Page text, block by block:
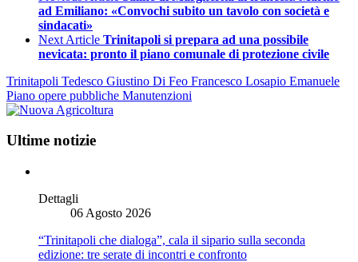
ad Emiliano: «Convochi subito un tavolo con società e
sindacati»
Next Article Trinitapoli si prepara ad una possibile
nevicata: pronto il piano comunale di protezione civile
Trinitapoli Tedesco Giustino Di Feo Francesco Losapio Emanuele
Piano opere pubbliche Manutenzioni
Ultime notizie
Dettagli
06 Agosto 2026
“Trinitapoli che dialoga”, cala il sipario sulla seconda
edizione: tre serate di incontri e confronto